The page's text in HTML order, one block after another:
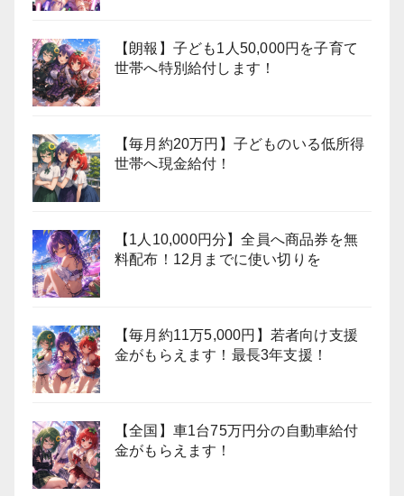
【朗報】子ども1人50,000円を子育て
世帯へ特別給付します！
【毎月約20万円】子どものいる低所得
世帯へ現金給付！
【1人10,000円分】全員へ商品券を無
料配布！12月までに使い切りを
【毎月約11万5,000円】若者向け支援
金がもらえます！最長3年支援！
【全国】車1台75万円分の自動車給付
金がもらえます！